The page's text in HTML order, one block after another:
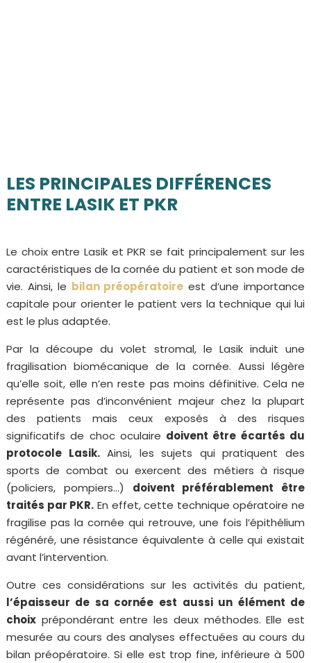
LES PRINCIPALES DIFFÉRENCES
ENTRE LASIK ET PKR
Le choix entre Lasik et PKR se fait principalement sur les
caractéristiques de la cornée du patient et son mode de
vie. Ainsi, le bilan préopératoire est d’une importance
capitale pour orienter le patient vers la technique qui lui
est le plus adaptée.
Par la découpe du volet stromal, le Lasik induit une
fragilisation biomécanique de la cornée. Aussi légère
qu’elle soit, elle n’en reste pas moins définitive. Cela ne
représente pas d’inconvénient majeur chez la plupart
des patients mais ceux exposés à des risques
significatifs de choc oculaire doivent être écartés du
protocole Lasik.Ainsi, les sujets qui pratiquent des
sports de combat ou exercent des métiers à risque
(policiers, pompiers…) doivent préférablement être
traités par PKR. En effet, cette technique opératoire ne
fragilise pas la cornée qui retrouve, une fois l’épithélium
régénéré, une résistance équivalente à celle qui existait
avant l’intervention.
Outre ces considérations sur les activités du patient,
l’épaisseur de sa cornée est aussi un élément de
choixprépondérant entre les deux méthodes. Elle est
mesurée au cours des analyses effectuées au cours du
bilan préopératoire. Si elle est trop fine, inférieure à 500